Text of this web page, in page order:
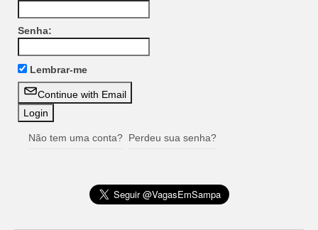
Senha:
Lembrar-me
Continue with Email
Não tem uma conta? Perdeu sua senha?